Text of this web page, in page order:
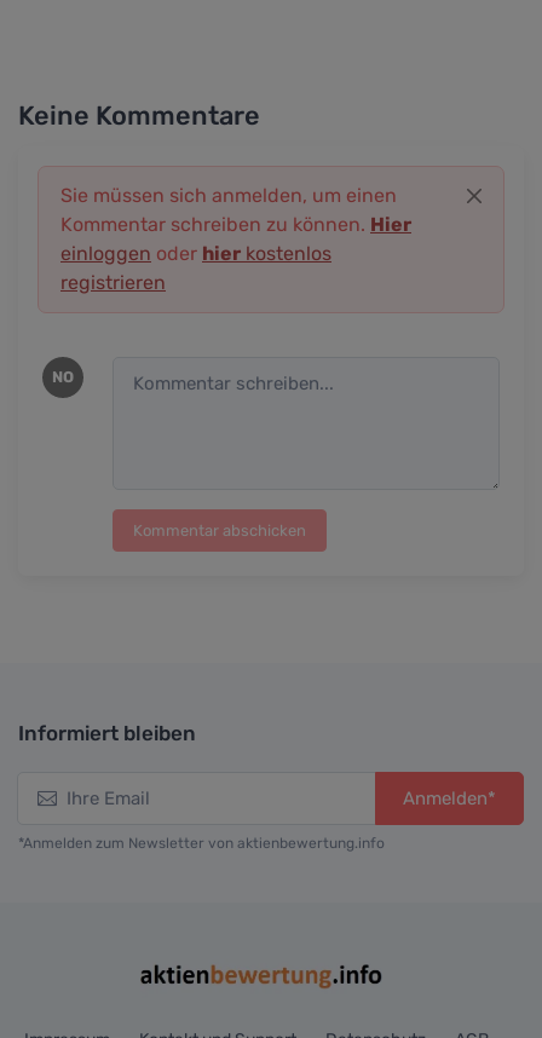
Keine Kommentare
Sie müssen sich anmelden, um einen
Kommentar schreiben zu können. Hier
einloggen oder hier kostenlos
registrieren
NO
Kommentar abschicken
Informiert bleiben
Anmelden*
*Anmelden zum Newsletter von aktienbewertung.info